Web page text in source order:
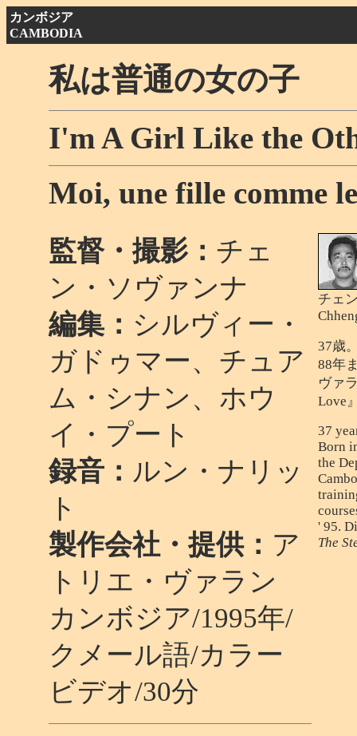
カンボジア
CAMBODIA
私は普通の女の子
I'm A Girl Like the
Moi, une fille comme
監督・撮影： チェ
ン・ソヴァンナ
編集： シルヴィー・
ガドゥマー、チュア
ム・シナン、ホウ
イ・プート
録音： ルン・ナリッ
ト
製作会社・提供： ア
トリエ・ヴァラン
カンボジア/1995年/
クメール語/カラー
ビデオ/30分
チェ
37歳
88年
ヴァ
Love
37
Born
the
' 95.
The